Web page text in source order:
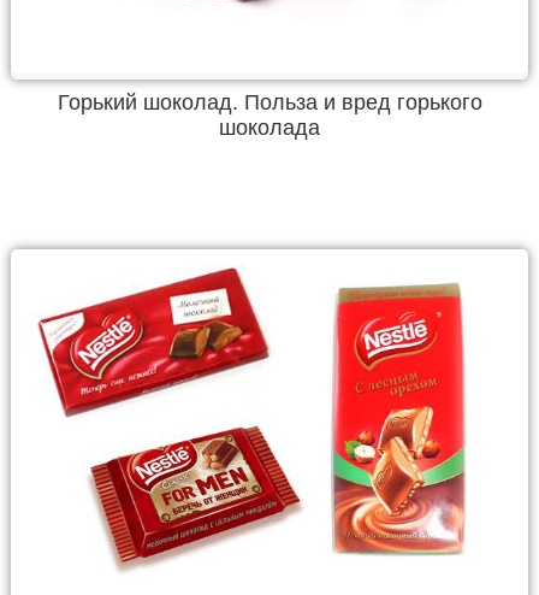
Горький шоколад. Польза и вред горького
шоколада